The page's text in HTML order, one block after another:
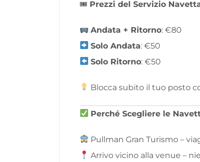
🎟 Prezzi del Servizio
Andata + Ritorno: €80
Solo Andata: €50
Solo Ritorno: €50
Blocca subito il tuo posto
Perché Scegliere le
Pullman Gran Turismo –
Arrivo vicino alla venue –